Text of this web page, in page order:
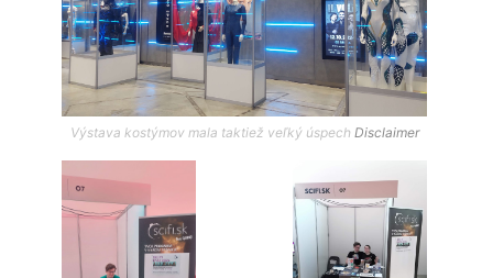
Výstava kostýmov mala taktiež veľký úspech Disclaimer